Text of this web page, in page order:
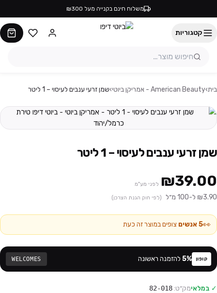
משלוח חינם בקנייה מעל ₪300
קטגוריות
בית›American Beauty - אמריקן ביוטי ›שמן זרעי ענבים לעיסוי – 1 ליטר
שמן זרעי ענבים לעיסוי – 1 ליטר
₪39.00 לפני מע"מ
₪3.90 ל-100 מ״ל (לפי חוק הגנת הצרכן)
👀
5אנשים צופים במוצר זה כעת
קופון 5% להזמנה ראשונה WELCOMES
✓ במלאימק״ט:82-018